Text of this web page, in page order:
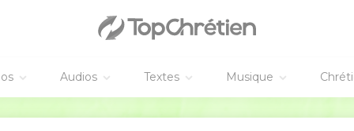
Audios Textes Musique
pour qu’elle réduise ces gens-là en cendres ?
vers eux, les reprit sévèrement : — Vous ne savez pas quel
un autre village.
suivre Jésus